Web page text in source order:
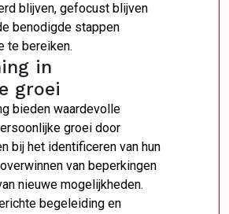
blijven, gefocust blijven
benodigde stappen
te bereiken.
in
groei
bieden waardevolle
groei door
bij het identificeren van hun
van beperkingen
nieuwe mogelijkheden.
begeleiding en